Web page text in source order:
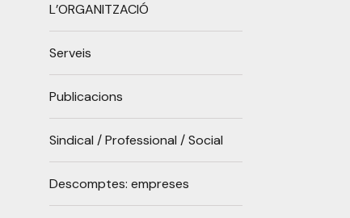
L’ORGANITZACIÓ
Serveis
Publicacions
Sindical / Professional / Social
Descomptes: empreses